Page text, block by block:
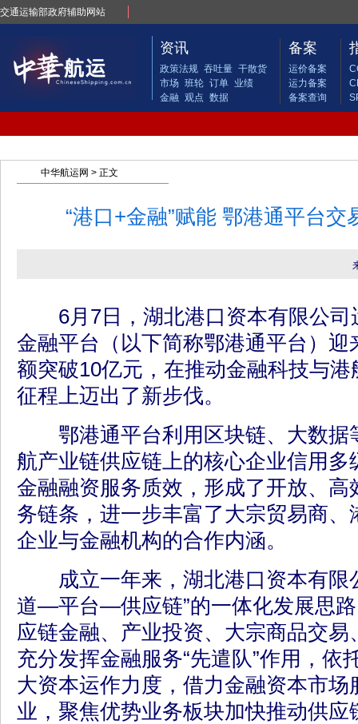
交通运输部政府辅助网站
资讯
政策法规 吞吐量 干散货
市场 班轮 订单 业绩
金融 观点 数据
备案
运价备案
运力备案
备案查询
中华航运网 > 正文
“港口+金融”赋能 鄂港通平台交
6月7日，湖北港口资本有限公司
金融平台（以下简称鄂港通平台）迎
额突破10亿元，在推动金融科技与
征程上迈出了新步伐。
鄂港通平台利用区块链、大数据
航产业链供应链上的核心企业信用
金融融资服务质效，形成了开放、高
务链条，进一步丰富了大宗贸易商、
企业与金融机构的合作内涵。
成立一年来，湖北港口资本有限
道—平台—供应链”的一体化发展思
应链金融、产业投资、大宗商品交
充分发挥金融服务“先遣队”作用，依
大资本运作力度，借力金融资本市
业，聚焦优势业务板块加快推动供应